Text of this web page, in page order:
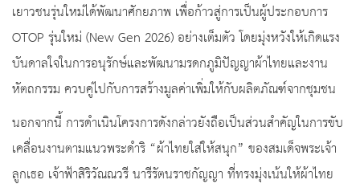
เยาวชนรุ่นใหม่ได้พัฒนาศักยภาพ เพื่อก้าวสู่การเป็นผู้ประกอบการ
OTOP รุ่นใหม่ (New Gen 2026) อย่างเต็มตัว โดยมุ่งหวังให้เกิดแรง
บันดาลใจในการอนุรักษ์และพัฒนามรดกภูมิปัญญาผ้าไทยและงาน
หัตถกรรม ควบคู่ไปกับการสร้างมูลค่าเพิ่มให้กับผลิตภัณฑ์จากชุมชน
นอกจากนี้ การดำเนินโครงการดังกล่าวยังถือเป็นส่วนสำคัญในการขับ
เคลื่อนงานตามแนวพระดำริ “ผ้าไทยใส่ให้สนุก” ของสมเด็จพระเจ้า
ลูกเธอ เจ้าฟ้าสิริวัณณวรี นารีรัตนราชกัญญา ที่ทรงมุ่งเน้นให้ผ้าไทย